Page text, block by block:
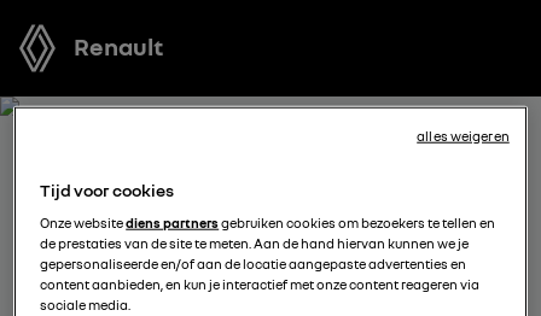
Renault
BOEK EEN TESTRIT MET
ARKANA FULL HYBRID E-
TECH
Tijd voor cookies
Onze websitediens partnersgebruiken cookies om bezoekers te tellen en
de prestaties van de site te meten. Aan de hand hiervan kunnen we je
gepersonaliseerde en/of aan de locatie aangepaste advertenties en
content aanbieden, en kun je interactief met onze content reageren via
sociale media.
alles weigeren